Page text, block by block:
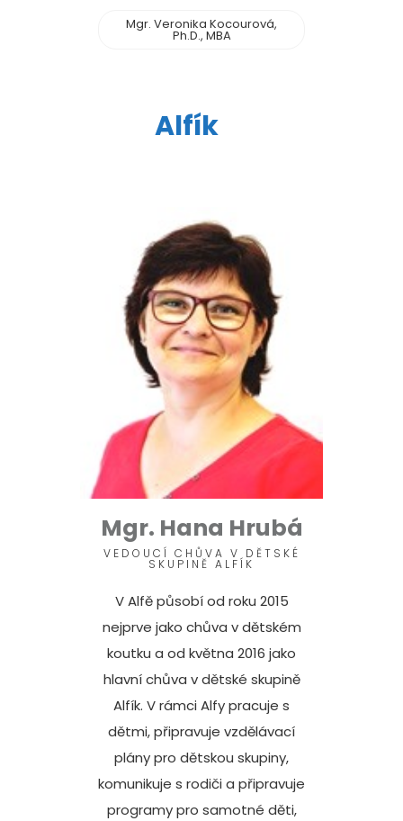
Mgr. Veronika Kocourová,
Ph.D., MBA
Alfík
Mgr. Hana Hrubá
VEDOUCÍ CHŮVA V DĚTSKÉ
SKUPINĚ ALFÍK
V Alfě působí od roku 2015
nejprve jako chůva v dětském
koutku a od května 2016 jako
hlavní chůva v dětské skupině
Alfík. V rámci Alfy pracuje s
dětmi, připravuje vzdělávací
plány pro dětskou skupiny,
komunikuje s rodiči a připravuje
programy pro samotné děti,